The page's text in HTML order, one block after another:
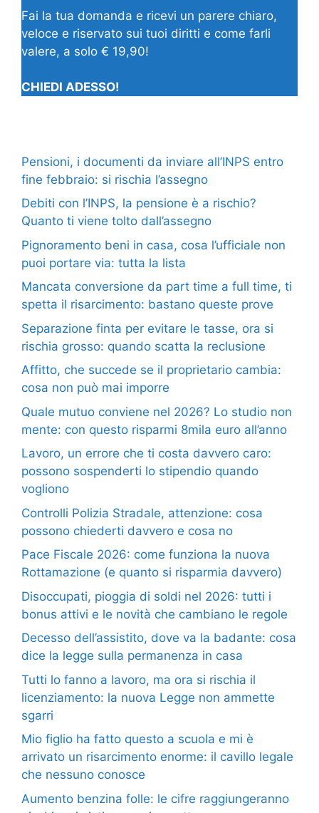
Fai la tua domanda e ricevi un parere chiaro,
veloce e riservato sui tuoi diritti e come farli
valere, a solo € 19,90!
CHIEDI ADESSO!
Pensioni, i documenti da inviare all’INPS entro
fine febbraio: si rischia l’assegno
Debiti con l’INPS, la pensione è a rischio?
Quanto ti viene tolto dall’assegno
Pignoramento beni in casa, cosa l’ufficiale non
puoi portare via: tutta la lista
Mancata conversione da part time a full time, ti
spetta il risarcimento: bastano queste prove
Separazione finta per evitare le tasse, ora si
rischia grosso: quando scatta la reclusione
Affitto, che succede se il proprietario cambia:
cosa non può mai imporre
Quale mutuo conviene nel 2026? Lo studio non
mente: con questo risparmi 8mila euro all’anno
Lavoro, un errore che ti costa davvero caro:
possono sospenderti lo stipendio quando
vogliono
Controlli Polizia Stradale, attenzione: cosa
possono chiederti davvero e cosa no
Pace Fiscale 2026: come funziona la nuova
Rottamazione (e quanto si risparmia davvero)
Disoccupati, pioggia di soldi nel 2026: tutti i
bonus attivi e le novità che cambiano le regole
Decesso dell’assistito, dove va la badante: cosa
dice la legge sulla permanenza in casa
Tutti lo fanno a lavoro, ma ora si rischia il
licenziamento: la nuova Legge non ammette
sgarri
Mio figlio ha fatto questo a scuola e mi è
arrivato un risarcimento enorme: il cavillo legale
che nessuno conosce
Aumento benzina folle: le cifre raggiungeranno